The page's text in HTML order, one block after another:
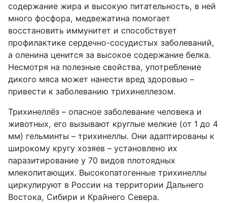
содержание жира и высокую питательность, в ней
много фосфора, медвежатина помогает
восстановить иммунитет и способствует
профилактике сердечно-сосудистых заболеваний,
а оленина ценится за высокое содержание белка.
Несмотря на полезные свойства, употребление
дикого мяса может нанести вред здоровью –
привести к заболеванию трихинеллезом.
Трихинеллёз – опасное заболевание человека и
животных, его вызывают круглые мелкие (от 1 до 4
мм) гельминты – трихинеллы. Они адаптированы к
широкому кругу хозяев – установлено их
паразитирование у 70 видов плотоядных
млекопитающих. Высокопатогенные трихинеллы
циркулируют в России на территории Дальнего
Востока, Сибири и Крайнего Севера.